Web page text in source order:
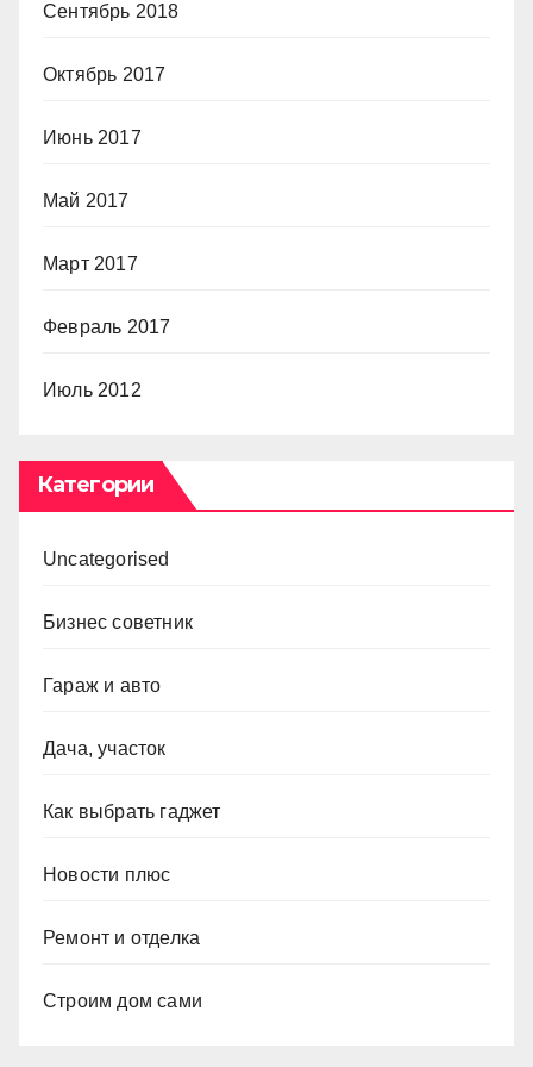
Сентябрь 2018
Октябрь 2017
Июнь 2017
Май 2017
Март 2017
Февраль 2017
Июль 2012
Категории
Uncategorised
Бизнес советник
Гараж и авто
Дача, участок
Как выбрать гаджет
Новости плюс
Ремонт и отделка
Строим дом сами